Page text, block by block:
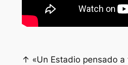
↑ «Un Estadio pensado